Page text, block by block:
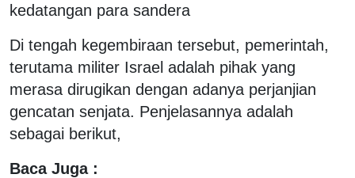
kedatangan para sandera
Di tengah kegembiraan tersebut, pemerintah,
terutama militer Israel adalah pihak yang
merasa dirugikan dengan adanya perjanjian
gencatan senjata. Penjelasannya adalah
sebagai berikut,
Baca Juga :